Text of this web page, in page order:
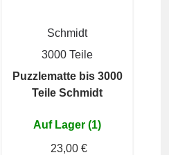
Schmidt
3000 Teile
Puzzlematte bis 3000
Teile Schmidt
Auf Lager (1)
23,00 €